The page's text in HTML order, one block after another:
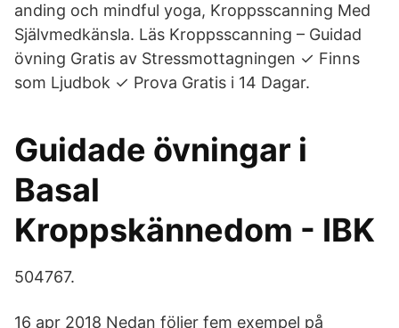
anding och mindful yoga, Kroppsscanning Med
Självmedkänsla. Läs Kroppsscanning – Guidad
övning Gratis av Stressmottagningen ✓ Finns
som Ljudbok ✓ Prova Gratis i 14 Dagar.
Guidade övningar i
Basal
Kroppskännedom - IBK
504767.
16 apr 2018 Nedan följer fem exempel på